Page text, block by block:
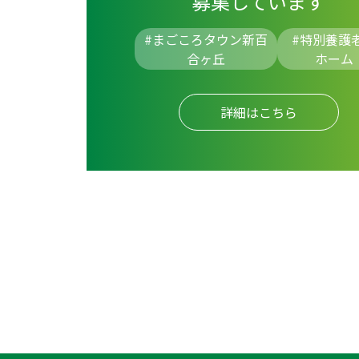
#まごころタウン新百
合ヶ丘
#特別養護
ホーム
詳細はこちら